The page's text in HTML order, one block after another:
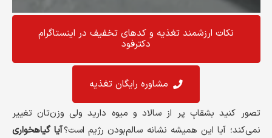
نکات ارزشمند تغذیه و کد‌های تخفیف در اینستاگرام
دکترفود
مشاوره رایگان تغذیه
تصور کنید بشقابِ پر از سالاد و میوه دارید ولی وزن‌تان تغییر
نمی‌کند؛ آیا این همیشه نشانه سالم‌بودن رژیم است؟آیا گیاهخواری